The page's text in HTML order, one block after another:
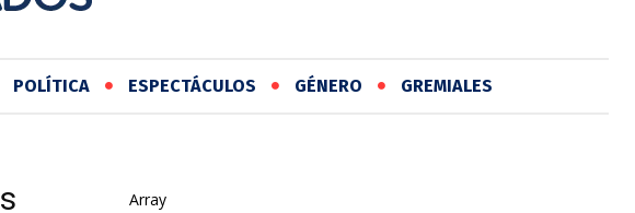
POLÍTICA ESPECTÁCULOS GÉNERO GREMIALES
Array